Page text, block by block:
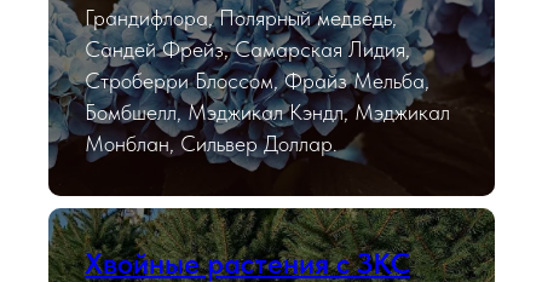
Грандифлора, Полярный медведь,
Сандей Фрейз, Самарская Лидия,
Строберри Блоссом, Фрайз Мельба,
Бомбшелл, Мэджикал Кэндл, Мэджикал
Монблан, Сильвер Доллар.
Хвойные растения с ЗКС